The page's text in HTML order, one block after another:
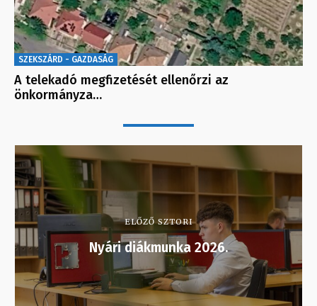
SZEKSZÁRD - GAZDASÁG
A telekadó megfizetését ellenőrzi az
önkormányza…
ELŐZŐ SZTORI
Nyári diákmunka 2026.